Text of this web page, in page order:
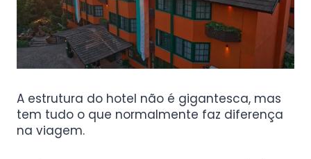
A estrutura do hotel não é gigantesca, mas
tem tudo o que normalmente faz diferença
na viagem.